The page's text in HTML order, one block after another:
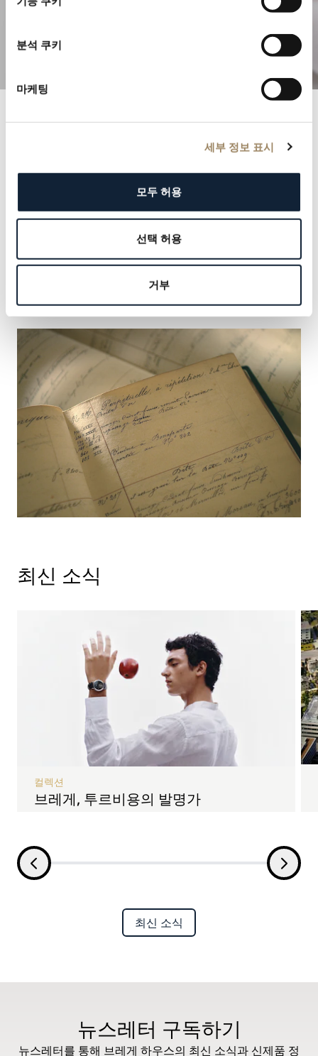
분석 쿠키
마케팅
세부 정보 표시
모두 허용
선택 허용
거부
브레게 기록
명망 높은 브레게 기록부와 함께 역사 속으로 들어가 보
십시오. 각 기록은 군주에서 문화적 아이콘에 이르기까지
정의해온 이름들을 탐험하고, 그 속에 자신의 이름을 새
길 기회를 잡으십시오.
더 알아보기
최신 소식
브레게, 투르비용의 발명가
컬렉션
최신 소식
뉴스레터 구독하기
뉴스레터를 통해 브레게 하우스의 최신 소식과 신제품 정